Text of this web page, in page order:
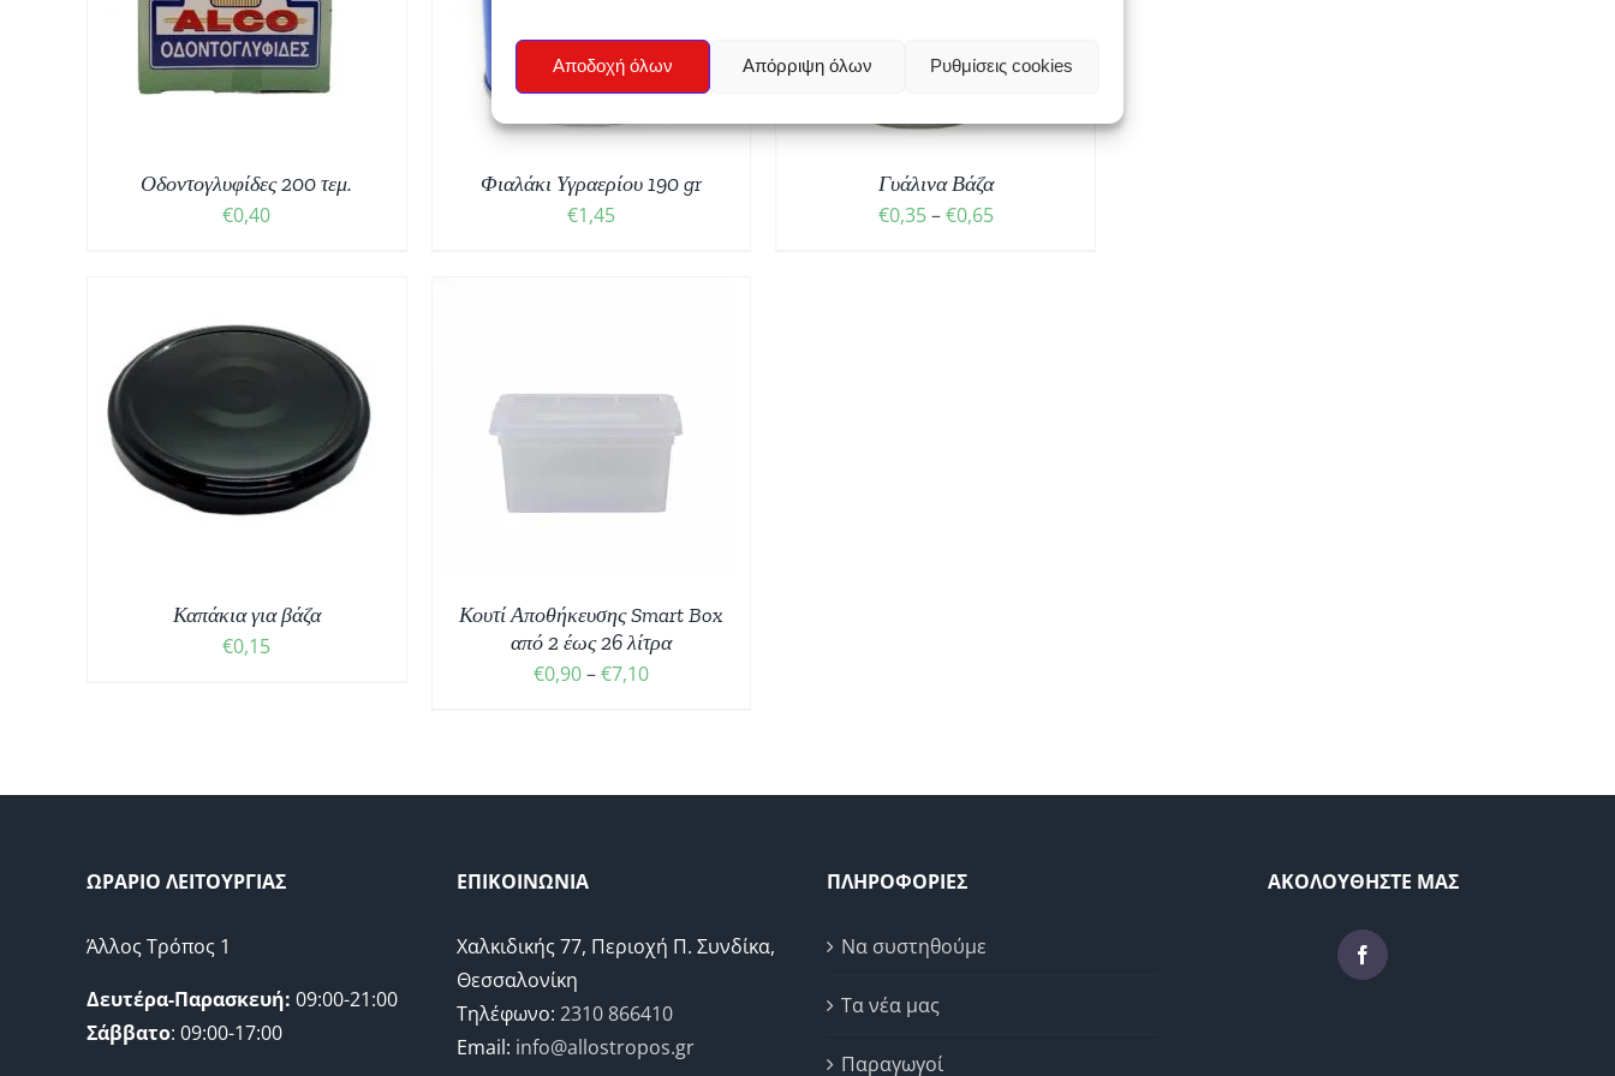
Αποδοχή όλων Απόρριψη όλων Ρυθμίσεις cookies
Οδοντογλυφίδες 200 τεμ.
€0,40
ΛΕΠΤΟΜΈΡΕΙΕΣ
Φιαλάκι Υγραερίου 190 gr
€1,45
ΈΧΕΙ
ΠΑΡΑΛΛΑΓΈΣ.
ΕΠΙΛΟΓΈΣ
ΜΠΟΡΟΎΝ
Γυάλινα Βάζα
€0,35–€0,65Price
Καπάκια για βάζα
€0,15
ΕΠΙΛΟΓΉΑΥΤΌ
ΤΟ
ΠΡΟΪΌΝ
ΈΧΕΙ
ΕΠΙΛΟΓΈΣ
ΜΠΟΡΟΎΝ
ΠΡΟΪΌΝΤΟΣ
ΛΕΠΤΟΜΈΡΕΙΕΣ
Κουτί Αποθήκευσης Smart Box
από 2 έως 26 λίτρα
€0,90–€7,10Price
ΩΡΑΡΙΟ ΛΕΙΤΟΥΡΓΙΑΣ
Άλλος Τρόπος 1
Δευτέρα-Παρασκευή: 09:00-21:00
Σάββατο: 09:00-17:00
ΕΠΙΚΟΙΝΩΝΙΑ
Χαλκιδικής 77, Περιοχή Π. Συνδίκα,
Θεσσαλονίκη
Τηλέφωνο: 2310 866410
Email: info@allostropos.gr
ΠΛΗΡΟΦΟΡΙΕΣ
Να συστηθούμε
Τα νέα μας
Παραγωγοί
ΑΚΟΛΟΥΘΗΣΤΕ ΜΑΣ